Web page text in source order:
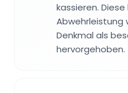
kassieren.
Abwehrleistung
Denkmal als
hervorgehoben.